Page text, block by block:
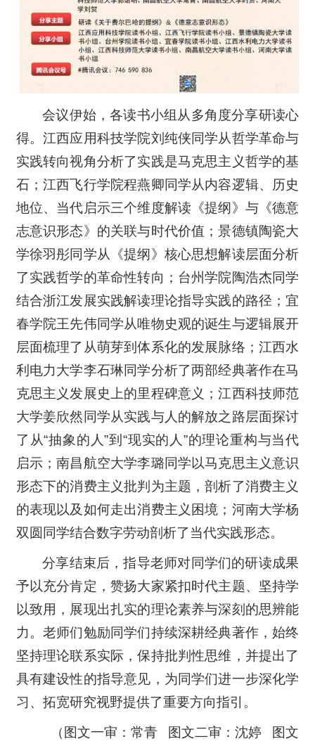
会议伊始，各读书小组从多角度分享研读心
得。江西应用科技学院刘纯侠同学从哲学革命与
实践转向视角分析了实践是马克思主义哲学的基
石；江西飞行学院程燕卿同学从内容逻辑、历史
地位、当代启示三个维度解读《提纲》与《德意
志意识形态》的关联与时代价值；景德镇陶瓷大
学徐羽彤同学从《提纲》核心思想解读层面分析
了实践哲学的革命性转向；台州学院陶浩杰同学
结合浙江发展实践解读理论指导实践的路径；宜
春学院王先伟同学从唯物史观的诞生与逻辑展开
层面梳理了从萌芽到体系化的发展脉络；江西水
利电力大学李石琳同学分析了两部经典著作在马
克思主义发展史上的里程碑意义；江西科技师范
大学姜欣然同学从实践与人的解放之路层面探讨
了从“抽象的人”到“现实的人”的理论重构与当代
启示；南昌航空大学李璐同学以马克思主义意识
形态下的消费主义批判为主题，剖析了消费主义
的表现以及如何走出消费主义困境；河南大学杨
双圆同学结合数字劳动剖析了当代实践形态。
分享结束后，指导老师对同学们的研读成果
予以充分肯定，赞扬大家紧扣时代主题、坚持学
以致用，展现出扎实的理论素养与深刻的思辨能
力。老师们勉励同学们持续深耕经典著作，始终
坚持理论联系实际，保持批判性思维，并提出了
具有建设性的指导意见，为同学们进一步深化学
习、拓宽研究视野提供了重要方向指引。
（图文一审：常青 图文二审：沈婷 图文